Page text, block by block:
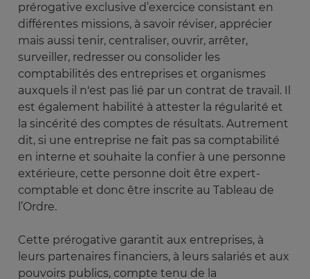
prérogative exclusive d’exercice consistant en
différentes missions, à savoir réviser, apprécier
mais aussi tenir, centraliser, ouvrir, arrêter,
surveiller, redresser ou consolider les
comptabilités des entreprises et organismes
auxquels il n'est pas lié par un contrat de travail. Il
est également habilité à attester la régularité et
la sincérité des comptes de résultats. Autrement
dit, si une entreprise ne fait pas sa comptabilité
en interne et souhaite la confier à une personne
extérieure, cette personne doit être expert-
comptable et donc être inscrite au Tableau de
l’Ordre.
Cette prérogative garantit aux entreprises, à
leurs partenaires financiers, à leurs salariés et aux
pouvoirs publics, compte tenu de la